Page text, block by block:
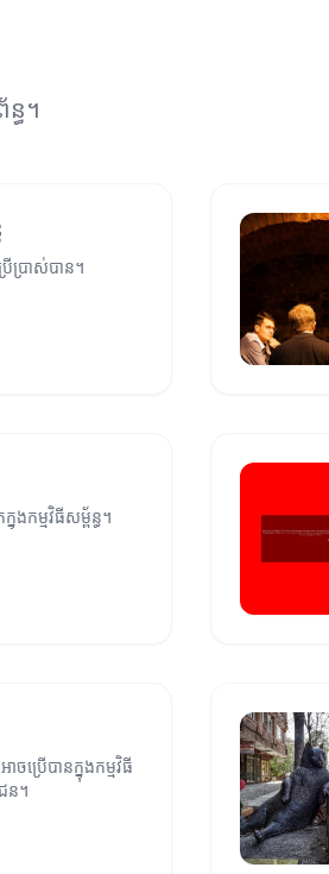
ធ។
ប្រាស់បាន។
ងកម្មវិធីសម្ព័ន្ធ។
ប្រើបានក្នុងកម្មវិធី
ន។